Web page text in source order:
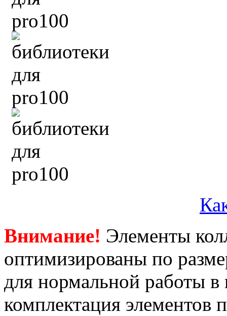
Внимание! Элементы
оптимизированы по
для нормальной работы
комплектация элементов